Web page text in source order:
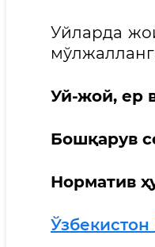
Уйларда
Уй-жой, ер
Бошқарув
Норматив